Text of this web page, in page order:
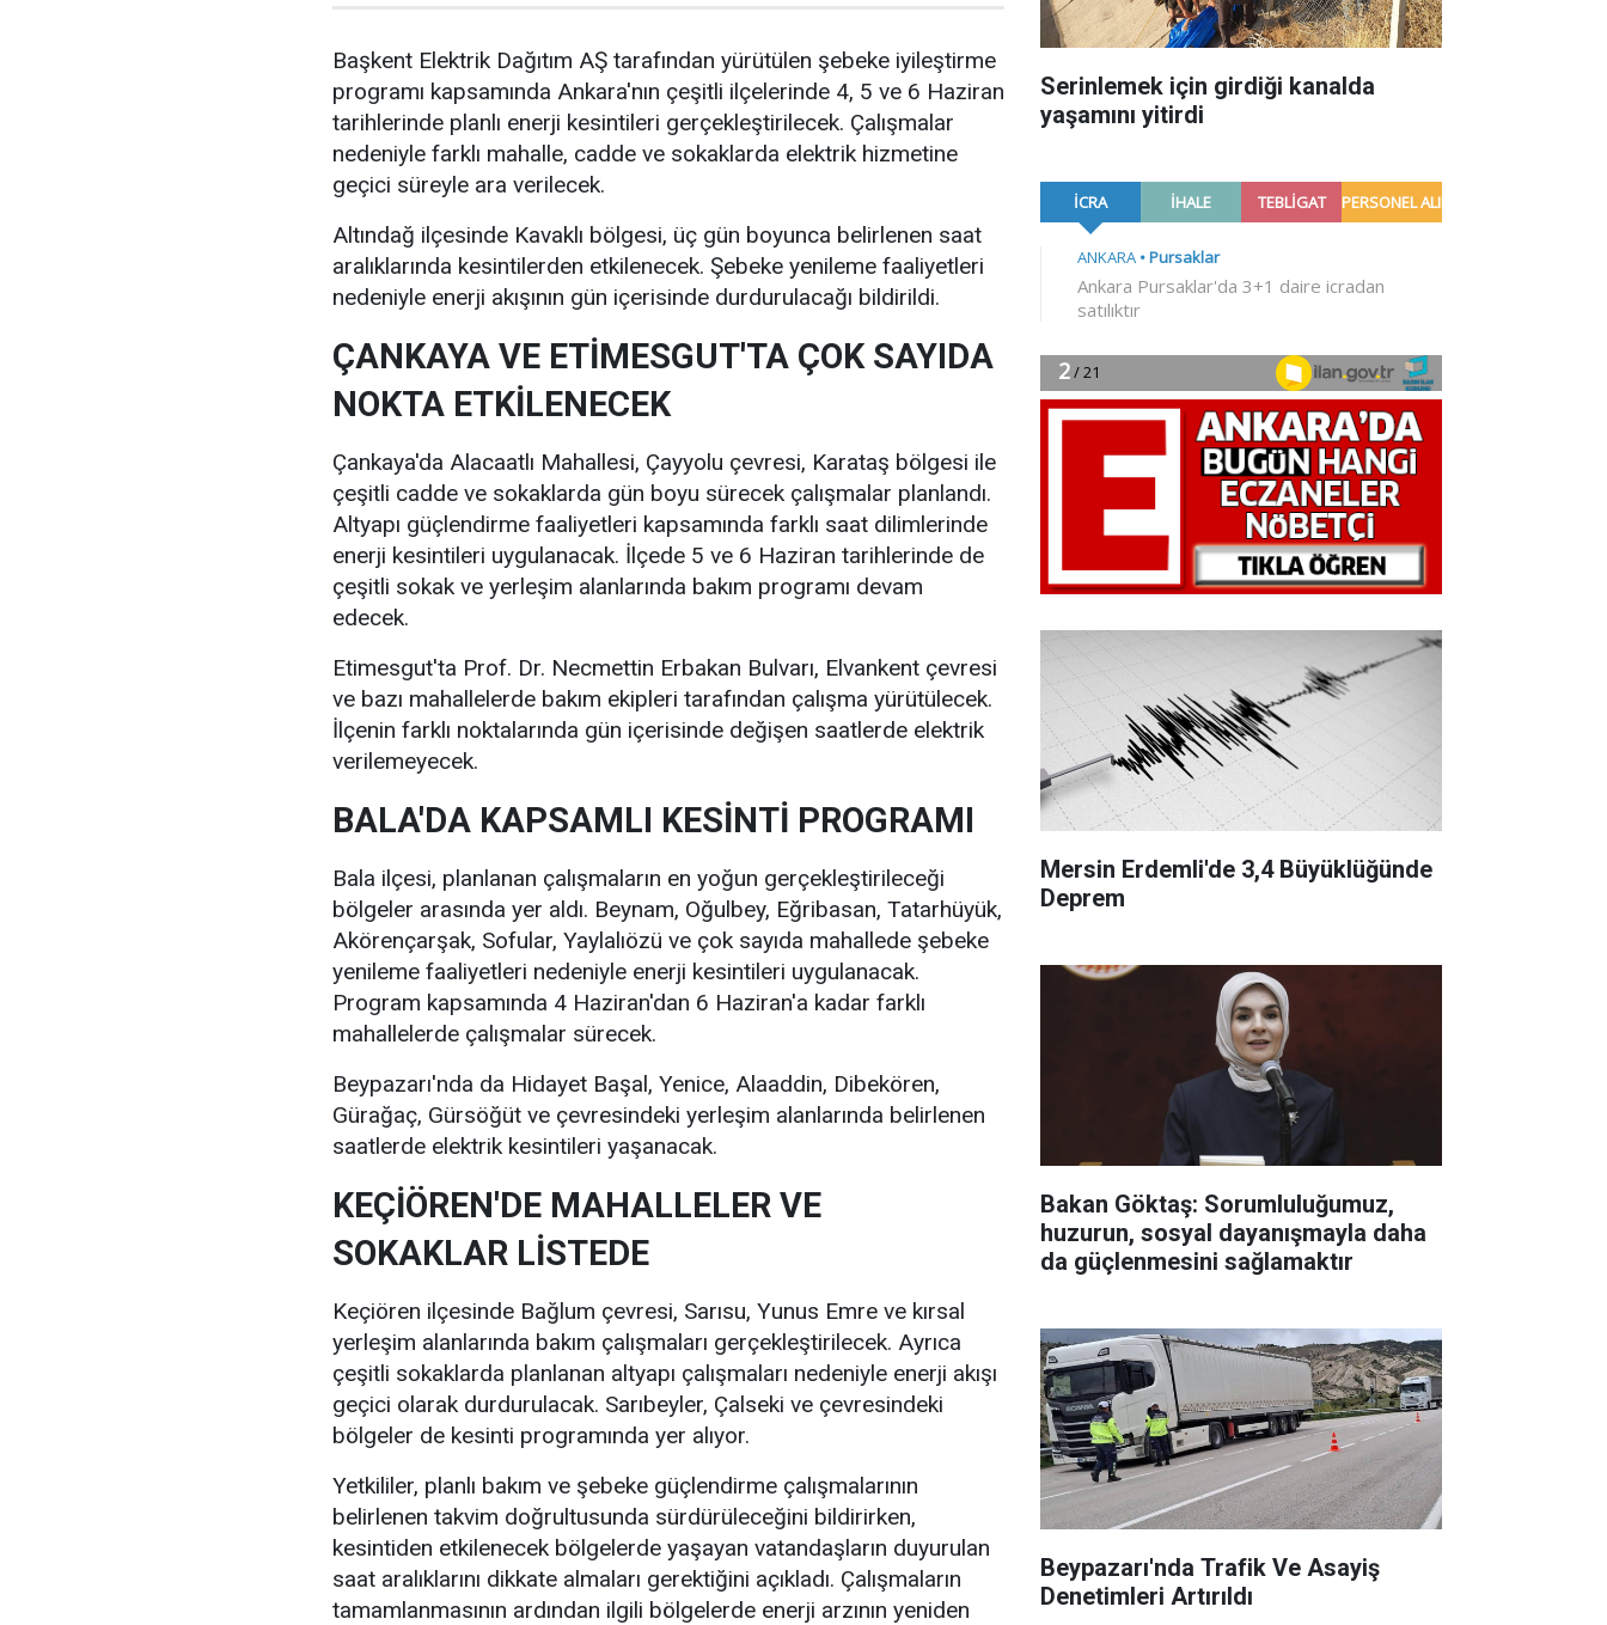
Başkent Elektrik Dağıtım AŞ tarafından yürütülen şebeke iyileştirme
programı kapsamında Ankara'nın çeşitli ilçelerinde 4, 5 ve 6 Haziran
tarihlerinde planlı enerji kesintileri gerçekleştirilecek. Çalışmalar
nedeniyle farklı mahalle, cadde ve sokaklarda elektrik hizmetine
geçici süreyle ara verilecek.
Altındağ ilçesinde Kavaklı bölgesi, üç gün boyunca belirlenen saat
aralıklarında kesintilerden etkilenecek. Şebeke yenileme faaliyetleri
nedeniyle enerji akışının gün içerisinde durdurulacağı bildirildi.
ÇANKAYA VE ETİMESGUT'TA ÇOK SAYIDA
NOKTA ETKİLENECEK
Çankaya'da Alacaatlı Mahallesi, Çayyolu çevresi, Karataş bölgesi ile
çeşitli cadde ve sokaklarda gün boyu sürecek çalışmalar planlandı.
Altyapı güçlendirme faaliyetleri kapsamında farklı saat dilimlerinde
enerji kesintileri uygulanacak. İlçede 5 ve 6 Haziran tarihlerinde de
çeşitli sokak ve yerleşim alanlarında bakım programı devam
edecek.
Etimesgut'ta Prof. Dr. Necmettin Erbakan Bulvarı, Elvankent çevresi
ve bazı mahallelerde bakım ekipleri tarafından çalışma yürütülecek.
İlçenin farklı noktalarında gün içerisinde değişen saatlerde elektrik
verilemeyecek.
BALA'DA KAPSAMLI KESİNTİ PROGRAMI
Bala ilçesi, planlanan çalışmaların en yoğun gerçekleştirileceği
bölgeler arasında yer aldı. Beynam, Oğulbey, Eğribasan, Tatarhüyük,
Akörençarşak, Sofular, Yaylalıözü ve çok sayıda mahallede şebeke
yenileme faaliyetleri nedeniyle enerji kesintileri uygulanacak.
Program kapsamında 4 Haziran'dan 6 Haziran'a kadar farklı
mahallelerde çalışmalar sürecek.
Beypazarı'nda da Hidayet Başal, Yenice, Alaaddin, Dibekören,
Gürağaç, Gürsöğüt ve çevresindeki yerleşim alanlarında belirlenen
saatlerde elektrik kesintileri yaşanacak.
KEÇİÖREN'DE MAHALLELER VE
SOKAKLAR LİSTEDE
Keçiören ilçesinde Bağlum çevresi, Sarısu, Yunus Emre ve kırsal
yerleşim alanlarında bakım çalışmaları gerçekleştirilecek. Ayrıca
çeşitli sokaklarda planlanan altyapı çalışmaları nedeniyle enerji akışı
geçici olarak durdurulacak. Sarıbeyler, Çalseki ve çevresindeki
bölgeler de kesinti programında yer alıyor.
Yetkililer, planlı bakım ve şebeke güçlendirme çalışmalarının
belirlenen takvim doğrultusunda sürdürüleceğini bildirirken,
kesintiden etkilenecek bölgelerde yaşayan vatandaşların duyurulan
saat aralıklarını dikkate almaları gerektiğini açıkladı. Çalışmaların
tamamlanmasının ardından ilgili bölgelerde enerji arzının yeniden
Serinlemek için girdiği kanalda
yaşamını yitirdi
Mersin Erdemli'de 3,4 Büyüklüğünde
Deprem
Bakan Göktaş: Sorumluluğumuz,
huzurun, sosyal dayanışmayla daha
da güçlenmesini sağlamaktır
Beypazarı'nda Trafik Ve Asayiş
Denetimleri Artırıldı